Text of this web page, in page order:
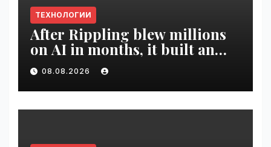
ТЕХНОЛОГИИ
After Rippling blew millions
on AI in months, it built an
employee ROI tool |
VseTime.ru
08.08.2026